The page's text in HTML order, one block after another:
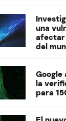
una
afectar
del
la
para